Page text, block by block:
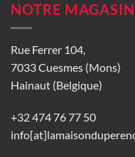
NOTRE MAGASIN
Rue Ferrer 104,
7033 Cuesmes (Mons)
Hainaut (Belgique)
+32 474 76 77 50